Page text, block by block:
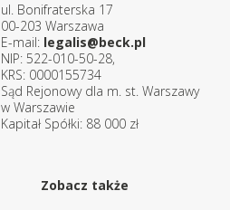
ul. Bonifraterska 17
00-203 Warszawa
E-mail: legalis@beck.pl
NIP: 522-010-50-28,
KRS: 0000155734
Sąd Rejonowy dla m. st. Warszawy
w Warszawie
Kapitał Spółki: 88 000 zł
Zobacz także